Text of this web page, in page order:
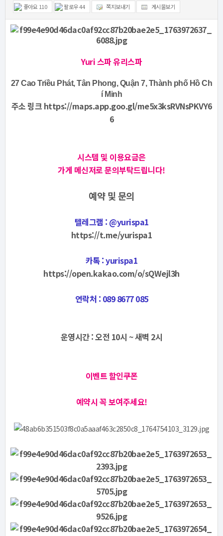
좋아요 110 팔로우44 쪽지보내기 게시물보기
Yuri 스파 유리스파
27 Cao Triều Phát, Tân Phong, Quận 7, Thành phố Hồ Ch
í Minh
주소 링크 https://maps.app.goo.gl/me5x3ksRVNsPKVY6
6
시스템 및 이용요금은
가게 메신저로 문의부탁드립니다!
예약 및 문의
텔레그램 : @yurispa1
https://t.me/yurispa1
카톡 : yurispa1
https://open.kakao.com/o/sQWejl3h
연락처 : 089 8677 085
운영시간 : 오전 10시 ~ 새벽 2시
이벤트 할인쿠폰
예약시 꼭 보여주세요!